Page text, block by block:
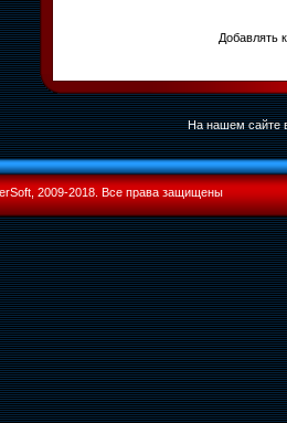
Добавлять
На нашем сайте
2009-2018. Все права защищены